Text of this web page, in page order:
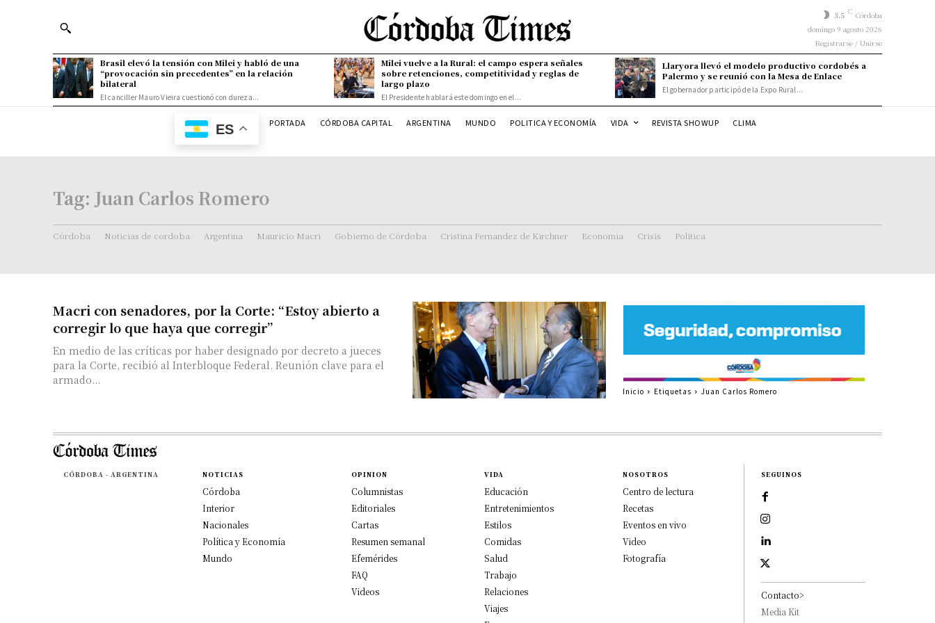
3.5 C Córdoba
domingo 9 agosto 2026
Registrarse / Unirse
Brasil elevó la tensión con Milei y habló de una
“provocación sin precedentes” en la relación
bilateral
El canciller Mauro Vieira cuestionó con dureza...
Milei vuelve a la Rural: el campo espera señales
sobre retenciones, competitividad y reglas de
largo plazo
El Presidente hablará este domingo en el...
Llaryora llevó el modelo productivo cordobés a
Palermo y se reunió con la Mesa de Enlace
El gobernador participó de la Expo Rural...
ES PORTADA CÓRDOBA CAPITAL ARGENTINA MUNDO POLITICA Y ECONOMÍA VIDA REVISTA SHOWUP CLIMA
Tag: Juan Carlos Romero
Córdoba Noticias de cordoba Argentina Mauricio Macri Gobierno de Córdoba Cristina Fernandez de Kirchner Economía Crisis Politica
Macri con senadores, por la Corte: “Estoy abierto a
corregir lo que haya que corregir”
En medio de las críticas por haber designado por decreto a jueces
para la Corte, recibió al Interbloque Federal. Reunión clave para el
armado...
Inicio Etiquetas Juan Carlos Romero
CÓRDOBA - ARGENTINA NOTICIAS
Córdoba
Interior
Nacionales
Política y Economía
Mundo
OPINION
Columnistas
Editoriales
Cartas
Resumen semanal
Efemérides
FAQ
Videos
VIDA
Educación
Entretenimientos
Estilos
Comidas
Salud
Trabajo
Relaciones
Viajes
NOSOTROS
Centro de lectura
Recetas
Eventos en vivo
Video
Fotografía
SEGUINOS
Contacto>
Media Kit